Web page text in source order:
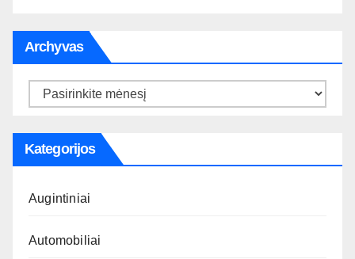
Archyvas
Archyvas
Kategorijos
Augintiniai
Automobiliai